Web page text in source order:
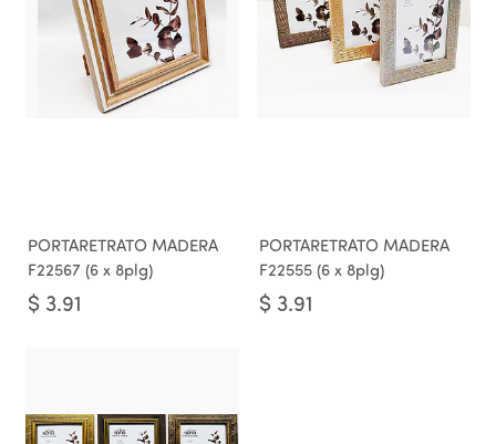
PORTARETRATO MADERA
F22567 (6 x 8plg)
$ 3.91
PORTARETRATO MADERA
F22555 (6 x 8plg)
$ 3.91